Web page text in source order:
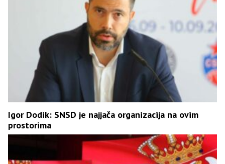
Igor Dodik: SNSD je najjača organizacija na ovim
prostorima